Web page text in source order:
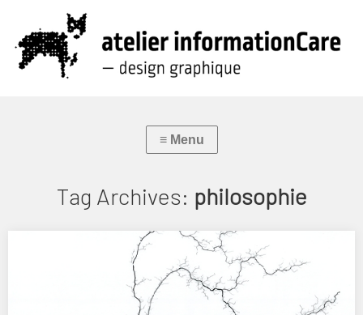
Tag Archives: philosophie
[2021] Huitième numéro de Revue Incise, éditée par le T2G – Théâtre
de Gennevilliers (parution annuelle). L’atelier…